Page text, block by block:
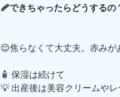
🩹できちゃったらどうするの
😌焦らなくて大丈夫。赤みが
🧴 保湿は続けて
💡 出産後は美容クリームや